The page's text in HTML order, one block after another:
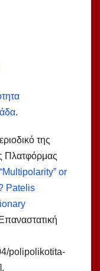
.
της
Πλατφόρμας
“Multipolarity” or
Patelis
polipolikotita-